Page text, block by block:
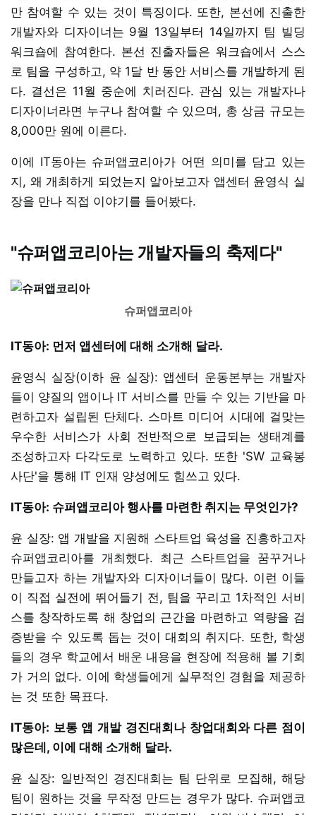
만 참여할 수 있는 것이 특징이다. 또한, 본선에 진출한
개발자와 디자이너는 9월 13일부터 14일까지 팀 빌딩
워크숍에 참여한다. 본선 진출자들은 워크숍에서 스스
로 팀을 구성하고, 약 1달 반 동안 서비스를 개발하게 된
다. 결선은 11월 중순에 치러진다. 관심 있는 개발자나
디자이너라면 누구나 참여할 수 있으며, 총 상금 규모는
8,000만 원에 이른다.
이에 IT동아는 슈퍼앱코리아가 어떤 의미를 담고 있는
지, 왜 개최하게 되었는지 알아보고자 앱센터 윤영식 실
장을 만나 직접 이야기를 들어봤다.
"슈퍼앱코리아는 개발자들의 축제다"
슈퍼앱코리아
IT동아: 먼저 앱센터에 대해 소개해 달라.
윤영식 실장(이하 윤 실장): 앱센터 운동본부는 개발자
들이 양질의 앱이나 IT 서비스를 만들 수 있는 기반을 마
련하고자 설립된 단체다. 스마트 미디어 시대에 걸맞는
우수한 서비스가 사회 전반적으로 보급되는 생태계를
조성하고자 다각도로 노력하고 있다. 또한 'SW 교육봉
사단'을 통해 IT 인재 양성에도 힘쓰고 있다.
IT동아: 슈퍼앱코리아 행사를 마련한 취지는 무엇인가?
윤 실장: 앱 개발을 지원해 스타트업 육성을 진흥하고자
슈퍼앱코리아를 개최했다. 최근 스타트업을 꿈꾸거나
만들고자 하는 개발자와 디자이너들이 많다. 이런 이들
이 직접 실전에 뛰어들기 전, 팀을 꾸리고 1차적인 서비
스를 창작하도록 해 창업의 근간을 마련하고 역량을 검
증받을 수 있도록 돕는 것이 대회의 취지다. 또한, 학생
들의 경우 학교에서 배운 내용을 현장에 적용해 볼 기회
가 거의 없다. 이에 학생들에게 실무적인 경험을 제공하
는 것 또한 목표다.
IT동아: 보통 앱 개발 경진대회나 창업대회와 다른 점이
많은데, 이에 대해 소개해 달라.
윤 실장: 일반적인 경진대회는 팀 단위로 모집해, 해당
팀이 원하는 것을 무작정 만드는 경우가 많다. 슈퍼앱코